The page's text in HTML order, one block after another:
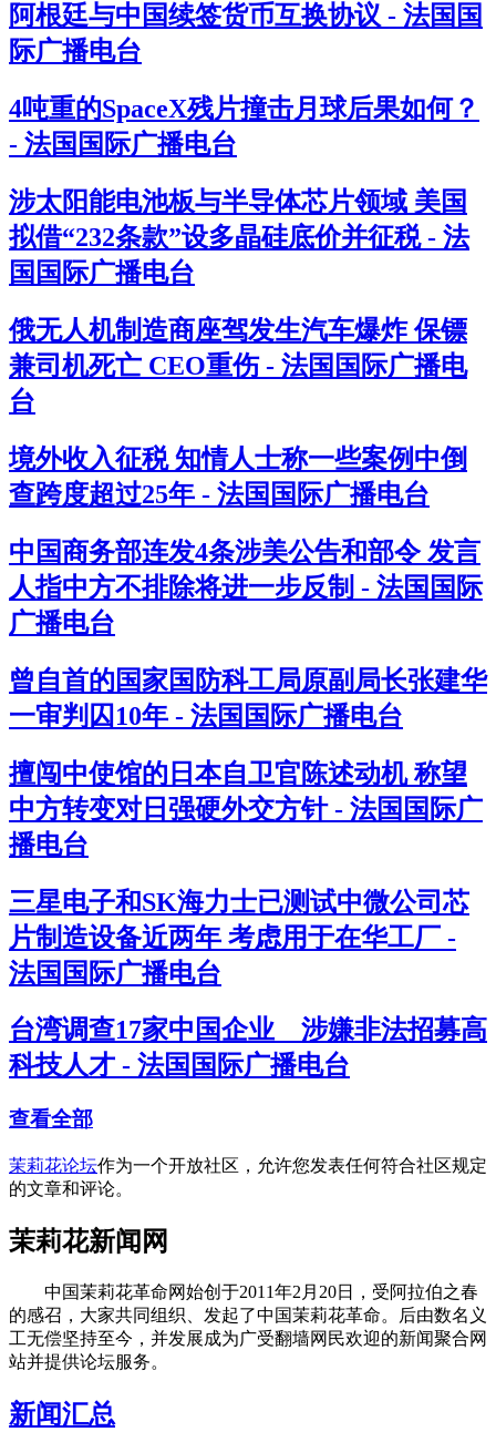
阿根廷与中国续签货币互换协议 - 法国国
际广播电台
4吨重的SpaceX残片撞击月球后果如何？
- 法国国际广播电台
涉太阳能电池板与半导体芯片领域 美国
拟借“232条款”设多晶硅底价并征税 - 法
国国际广播电台
俄无人机制造商座驾发生汽车爆炸 保镖
兼司机死亡 CEO重伤 - 法国国际广播电
台
境外收入征税 知情人士称一些案例中倒
查跨度超过25年 - 法国国际广播电台
中国商务部连发4条涉美公告和部令 发言
人指中方不排除将进一步反制 - 法国国际
广播电台
曾自首的国家国防科工局原副局长张建华
一审判囚10年 - 法国国际广播电台
擅闯中使馆的日本自卫官陈述动机 称望
中方转变对日强硬外交方针 - 法国国际广
播电台
三星电子和SK海力士已测试中微公司芯
片制造设备近两年 考虑用于在华工厂 -
法国国际广播电台
台湾调查17家中国企业 涉嫌非法招募高
科技人才 - 法国国际广播电台
查看全部
茉莉花论坛作为一个开放社区，允许您发表任何符合社区规定
的文章和评论。
茉莉花新闻网
中国茉莉花革命网始创于2011年2月20日，受阿拉伯之春
的感召，大家共同组织、发起了中国茉莉花革命。后由数名义
工无偿坚持至今，并发展成为广受翻墙网民欢迎的新闻聚合网
站并提供论坛服务。
新闻汇总